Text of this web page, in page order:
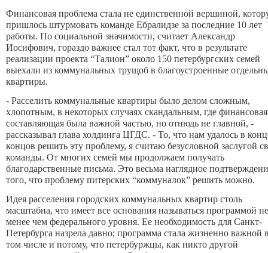
Финансовая проблема стала не единственной вершиной,
пришлось штурмовать команде Ебралидзе за последние 10 лет
работы. По социальной значимости, считает Александр
Иосифович, гораздо важнее стал тот факт, что в результате
реализации проекта “Талион” около 150 петербургских семей
выехали из коммунальных трущоб в благоустроенные
квартиры.
- Расселить коммунальные квартиры было делом сложным,
хлопотным, в некоторых случаях скандальным, где финансовая
составляющая была важной частью, но отнюдь не главной, -
рассказывал глава холдинга ЦГДС. - То, что нам удалось в
концов решить эту проблему, я считаю безусловной заслугой
команды. От многих семей мы продолжаем получать
благодарственные письма. Это весьма наглядное
того, что проблему питерских “коммуналок” решить можно.
Идея расселения городских коммунальных квартир столь
масштабна, что имеет все основания называться программой не
менее чем федерального уровня. Ее необходимость для Санкт-
Петербурга назрела давно; программа стала жизненно важной
том числе и потому, что петербуржцы, как никто другой